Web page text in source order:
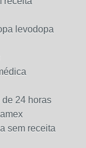
levodopa
24 horas
sem receita